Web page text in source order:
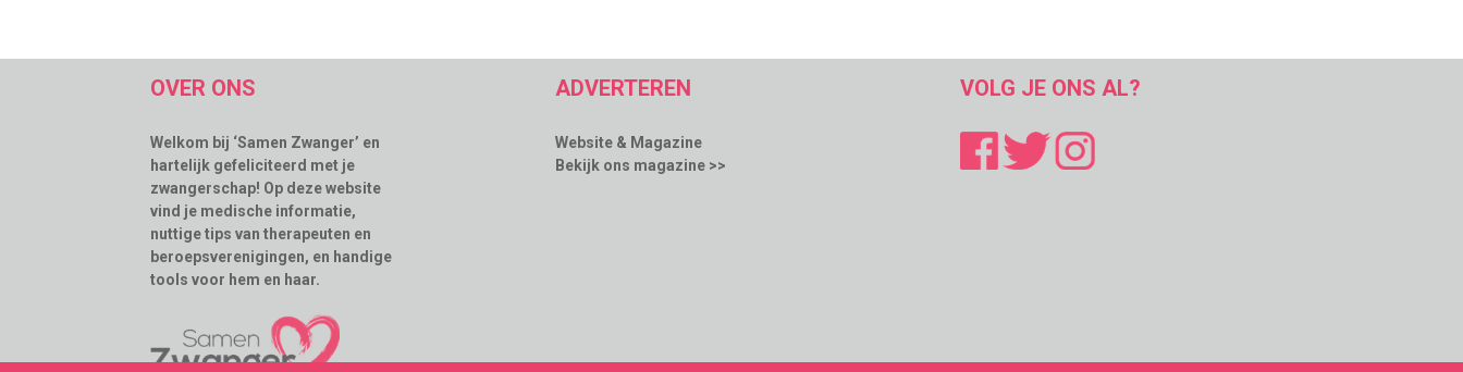
OVER ONS
Welkom bij ‘Samen Zwanger’ en
hartelijk gefeliciteerd met je
zwangerschap! Op deze website
vind je medische informatie,
nuttige tips van therapeuten en
beroepsverenigingen, en handige
tools voor hem en haar.
ADVERTEREN
Website & Magazine
Bekijk ons magazine >>
VOLG JE ONS AL?